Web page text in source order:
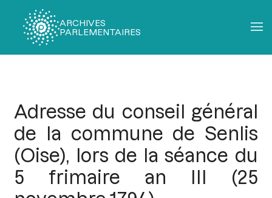
ARCHIVES
PARLEMENTAIRES
Adresse du conseil général
de la commune de Senlis
(Oise), lors de la séance du
5 frimaire an III (25